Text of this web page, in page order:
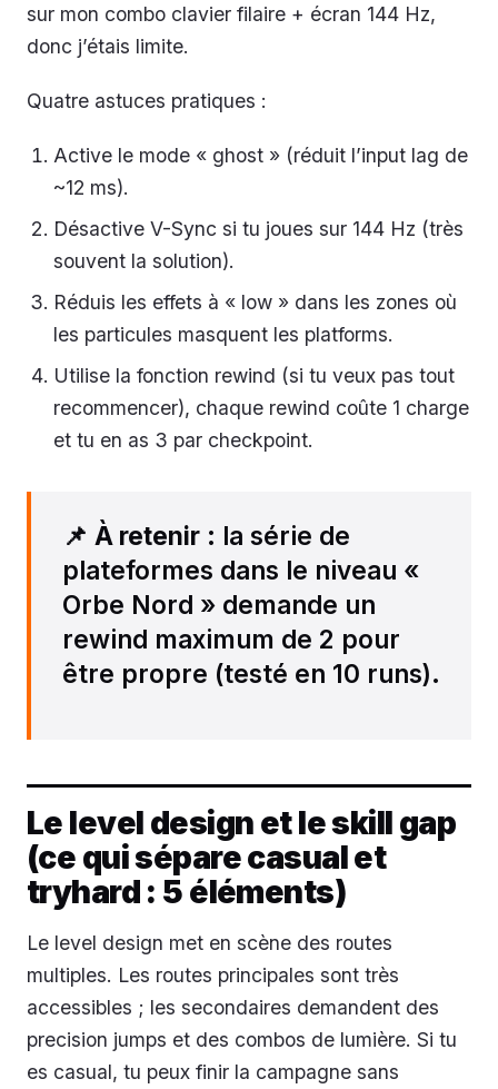
sur mon combo clavier filaire + écran 144 Hz,
donc j’étais limite.
Quatre astuces pratiques :
Active le mode « ghost » (réduit l’input lag de
~12 ms).
Désactive V-Sync si tu joues sur 144 Hz (très
souvent la solution).
Réduis les effets à « low » dans les zones où
les particules masquent les platforms.
Utilise la fonction rewind (si tu veux pas tout
recommencer), chaque rewind coûte 1 charge
et tu en as 3 par checkpoint.
📌 À retenir : la série de
plateformes dans le niveau «
Orbe Nord » demande un
rewind maximum de 2 pour
être propre (testé en 10 runs).
Le level design et le skill gap
(ce qui sépare casual et
tryhard : 5 éléments)
Le level design met en scène des routes
multiples. Les routes principales sont très
accessibles ; les secondaires demandent des
precision jumps et des combos de lumière. Si tu
es casual, tu peux finir la campagne sans